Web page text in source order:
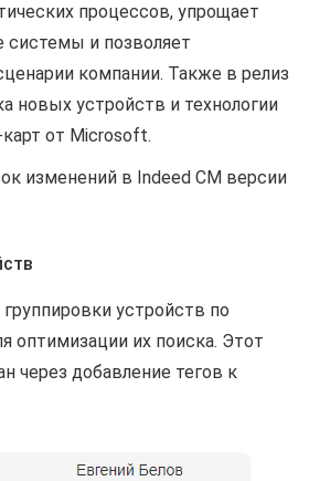
процессов, упрощает
системы и позволяет
компании. Также в релиз
новых устройств и технологии
от Microsoft.
изменений в Indeed CM версии
устройств по
оптимизации их поиска. Этот
через добавление тегов к